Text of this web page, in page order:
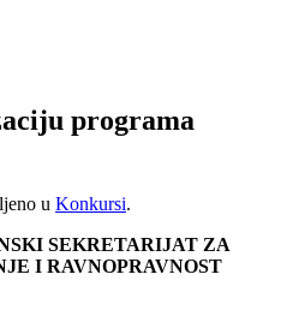
programa
u Konkursi.
SEKRETARIJAT ZA
I RAVNOPRAVNOST